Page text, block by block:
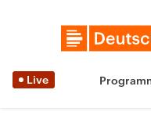
Live